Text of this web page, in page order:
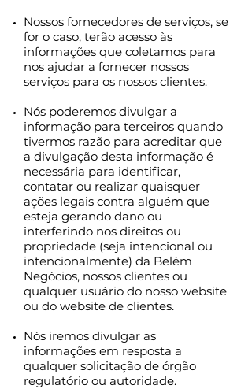
Nossos fornecedores de serviços, se
for o caso, terão acesso às
informações que coletamos para
nos ajudar a fornecer nossos
serviços para os nossos clientes.
Nós poderemos divulgar a
informação para terceiros quando
tivermos razão para acreditar que
a divulgação desta informação é
necessária para identificar,
contatar ou realizar quaisquer
ações legais contra alguém que
esteja gerando dano ou
interferindo nos direitos ou
propriedade (seja intencional ou
intencionalmente) da Belém
Negócios, nossos clientes ou
qualquer usuário do nosso website
ou do website de clientes.
Nós iremos divulgar as
informações em resposta a
qualquer solicitação de órgão
regulatório ou autoridade.